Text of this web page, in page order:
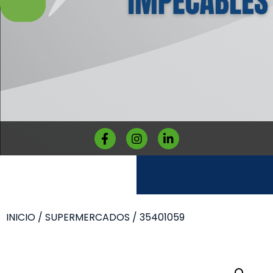
INICIO / SUPERMERCADOS / 35401059